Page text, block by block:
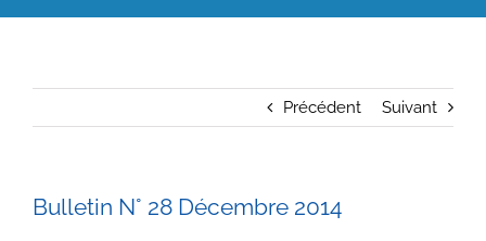
Précédent Suivant
Bulletin N° 28 Décembre 2014